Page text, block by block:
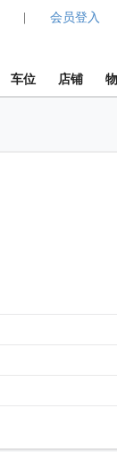
| 会员登入
车位 店铺